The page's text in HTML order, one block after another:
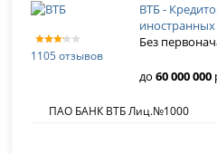
1105 отзывов
ВТБ -
Без
до60 000 000
ПАО БАНК ВТБ Лиц.№1000